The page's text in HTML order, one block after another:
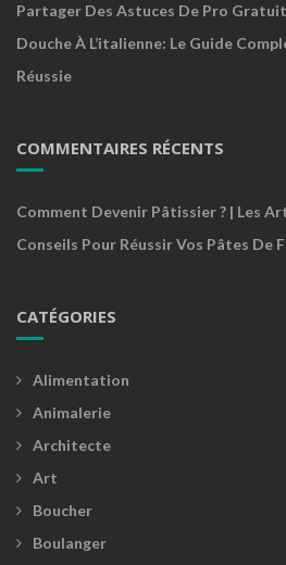
Partager Des Astuces De Pro
Douche À L’italienne: Le Guide
Réussie
COMMENTAIRES RÉCENTS
Comment Devenir Pâtissier ? | Les
Conseils Pour Réussir Vos Pâtes De
CATÉGORIES
Alimentation
Animalerie
Architecte
Art
Boucher
Boulanger